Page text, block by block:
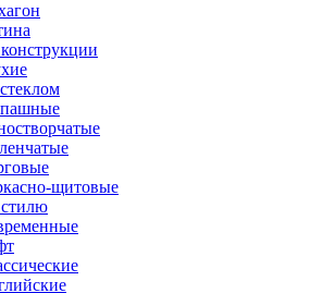
щитовые